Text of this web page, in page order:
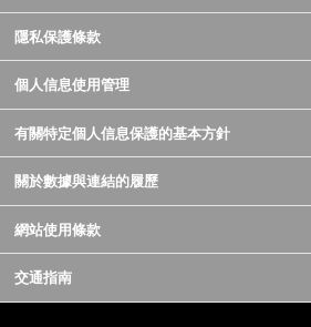
隱私保護條款
個人信息使用管理
有關特定個人信息保護的基本方針
關於數據與連結的履歷
網站使用條款
交通指南